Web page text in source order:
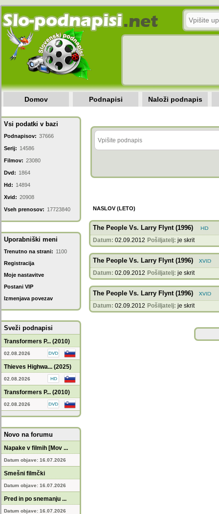
Domov Podnapisi Naloži podnapis
Vsi podatki v bazi
Podnapisov: 37666
Serij: 14586
Filmov: 23080
Dvd: 1864
Hd: 14894
Xvid: 20908
Vseh prenosov: 17723840
Uporabniški meni
Trenutno na strani: 1100
Registracija
Moje nastavitve
Postani VIP
Izmenjava povezav
Sveži podnapisi
Transformers P... (2010)
02.08.2026
Thieves Highwa... (2025)
02.08.2026
Transformers P... (2010)
02.08.2026
Novo na forumu
Napake v filmih [Mov ...
Datum objave: 16.07.2026
Smešni filmčki
Datum objave: 16.07.2026
Pred in po snemanju ...
Datum objave: 16.07.2026
NASLOV (LETO)
The People Vs. Larry Flynt (1996)
Datum: 02.09.2012 Pošiljatelj: je skrit
The People Vs. Larry Flynt (1996)
Datum: 02.09.2012 Pošiljatelj: je skrit
The People Vs. Larry Flynt (1996)
Datum: 02.09.2012 Pošiljatelj: je skrit